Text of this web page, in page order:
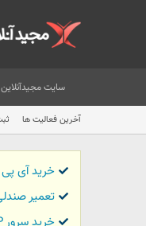
سایت مجیدآنلاین
آخرین فعالیت ها
خرید آی
تعمیر
خرید سرور HP ماهان شبکه